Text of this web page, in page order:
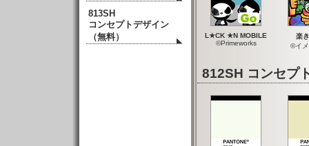
L★CK ★N MOBILE
©Primeworks
楽
©イ
812SH コンセ
813SH
コンセプトデザイン
（無料）